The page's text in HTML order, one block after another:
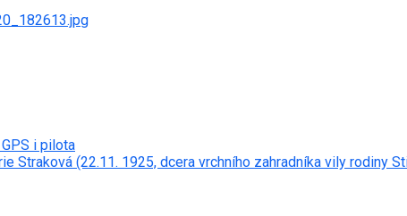
i pilota
Straková (22.11. 1925, dcera vrchního zahradníka vily rodiny